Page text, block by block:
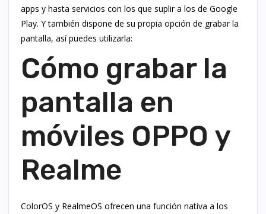
apps y hasta servicios con los que suplir a los de Google
Play. Y también dispone de su propia opción de grabar la
pantalla, así puedes utilizarla:
Cómo grabar la
pantalla en
móviles OPPO y
Realme
ColorOS y RealmeOS ofrecen una función nativa a los